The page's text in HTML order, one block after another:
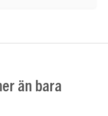
än bara